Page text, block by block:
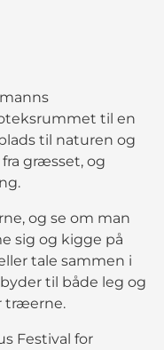
til en
til naturen og
græsset, og
og se om man
sig og kigge på
tale sammen i
til både leg og
træerne.
Festival for